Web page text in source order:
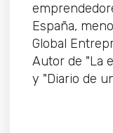
España,
Global
Autor de "La
y "Diario de